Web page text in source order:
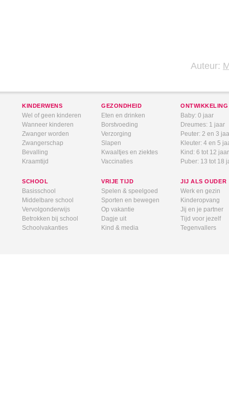
Auteur:
KINDERWENS
Wel of geen kinderen
Wanneer kinderen
Zwanger worden
Zwangerschap
Bevalling
Kraamtijd
GEZONDHEID
Eten en drinken
Borstvoeding
Verzorging
Slapen
Kwaaltjes en ziektes
Vaccinaties
ONTWIKKELING
Baby: 0 jaar
Dreumes: 1 jaar
Peuter: 2 en 3
Kleuter: 4 en 5
Kind: 6 tot 12 jaar
Puber: 13 tot 18
SCHOOL
Basisschool
Middelbare school
Vervolgonderwijs
Betrokken bij school
Schoolvakanties
VRIJE TIJD
Spelen & speelgoed
Sporten en bewegen
Op vakantie
Dagje uit
Kind & media
JIJ ALS OUDER
Werk en gezin
Kinderopvang
Jij en je partner
Tijd voor jezelf
Tegenvallers